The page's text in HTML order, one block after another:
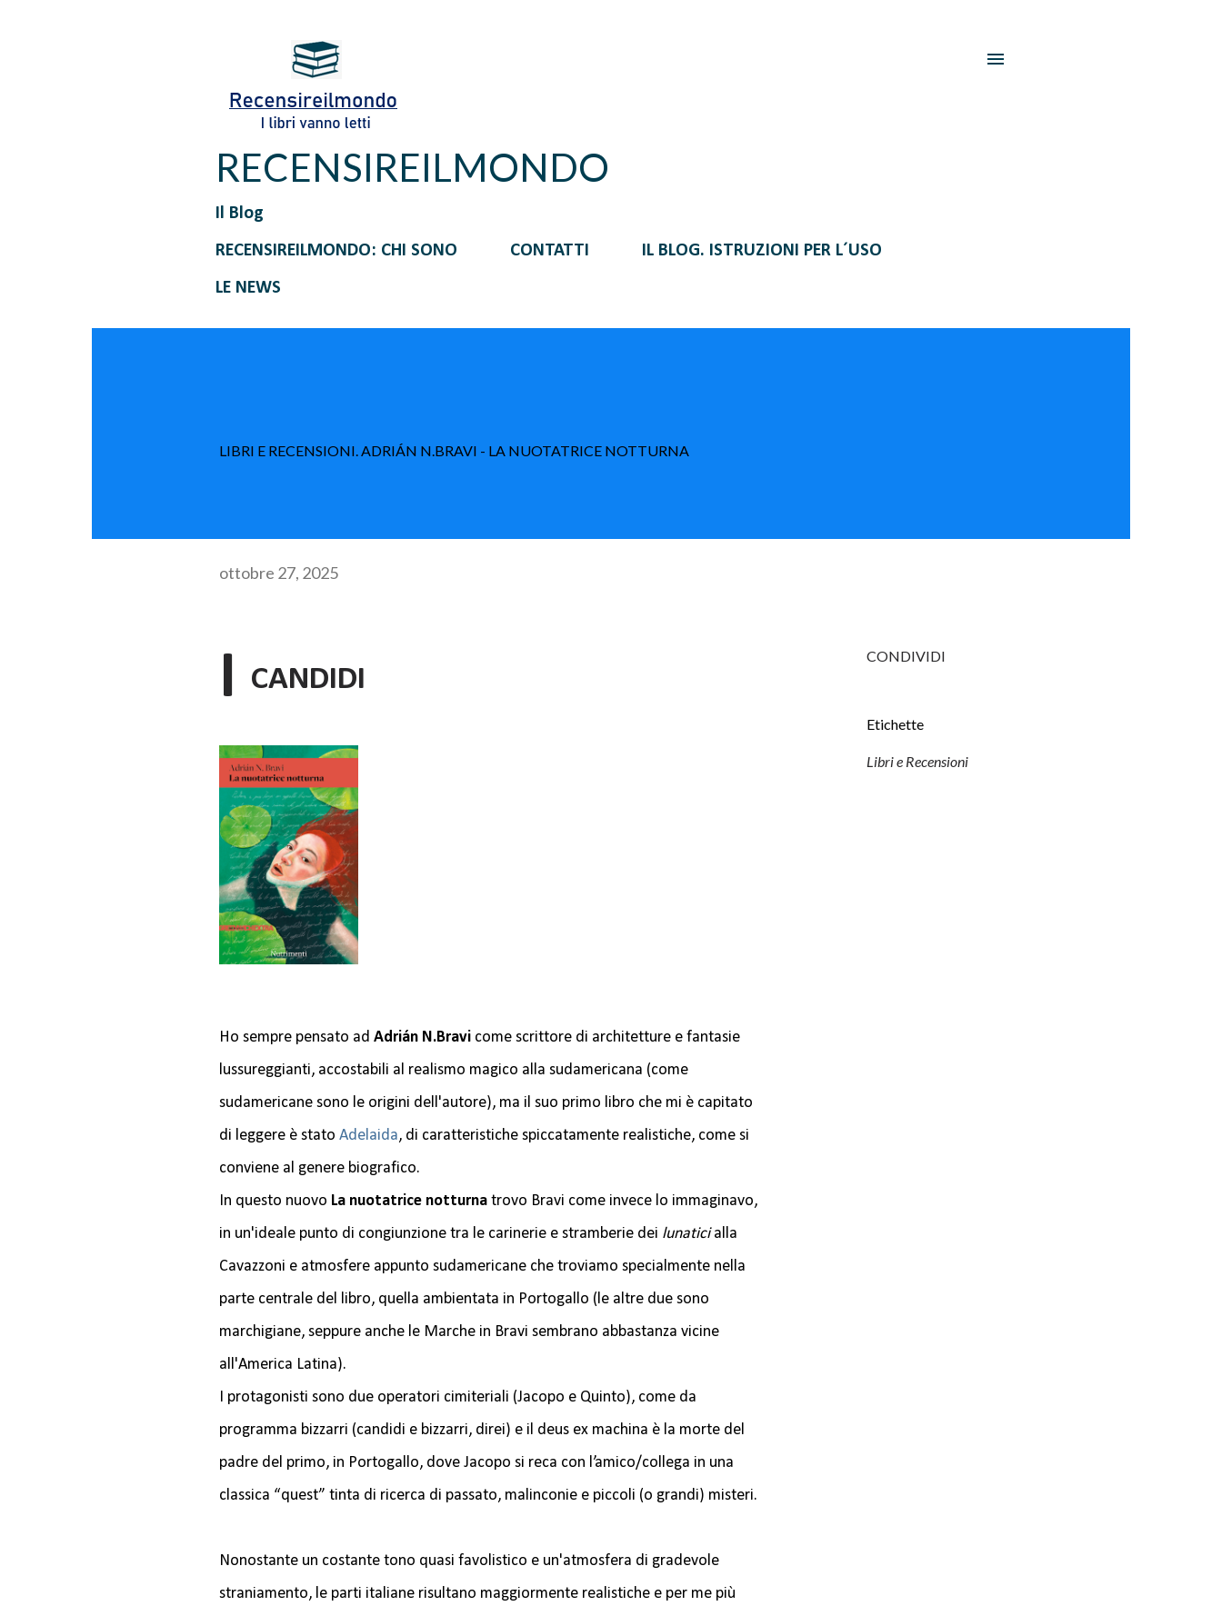
RECENSIREILMONDO
Il Blog
RECENSIREILMONDO: CHI SONO CONTATTI IL BLOG. ISTRUZIONI PER L´USO
LE NEWS
LIBRI E RECENSIONI. ADRIÁN N.BRAVI - LA NUOTATRICE NOTTURNA
ottobre 27, 2025
I CANDIDI
Ho sempre pensato ad Adrián N.Bravi come scrittore di architetture e fantasie
lussureggianti, accostabili al realismo magico alla sudamericana (come
sudamericane sono le origini dell'autore), ma il suo primo libro che mi è capitato
di leggere è stato Adelaida, di caratteristiche spiccatamente realistiche, come si
conviene al genere biografico.
In questo nuovo La nuotatrice notturna trovo Bravi come invece lo immaginavo,
in un'ideale punto di congiunzione tra le carinerie e stramberie dei lunaticialla
Cavazzoni e atmosfere appunto sudamericane che troviamo specialmente nella
parte centrale del libro, quella ambientata in Portogallo (le altre due sono
marchigiane, seppure anche le Marche in Bravi sembrano abbastanza vicine
all'America Latina).
I protagonisti sono due operatori cimiteriali (Jacopo e Quinto), come da
programma bizzarri (candidi e bizzarri, direi) e il deus ex machina è la morte del
padre del primo, in Portogallo, dove Jacopo si reca con l’amico/collega in una
classica “quest” tinta di ricerca di passato, malinconie e piccoli (o grandi) misteri.
Nonostante un costante tono quasi favolistico e un'atmosfera di gradevole
straniamento, le parti italiane risultano maggiormente realistiche e per me più
CONDIVIDI
Etichette
Libri e Recensioni